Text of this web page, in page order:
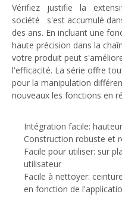
Vérifiez justifie la
société s'est accumulé
des ans. En incluant une
haute précision dans la
votre produit peut
l'efficacité. La série offre
pour la manipulation
nouveaux les fonctions en
Intégration facile:
Construction robuste et
Facile pour utiliser: sur
utilisateur
Facile à nettoyer:
en fonction de